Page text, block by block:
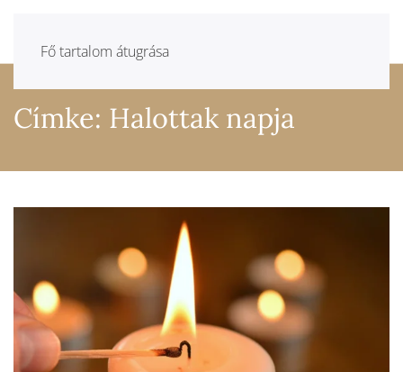
Fő tartalom átugrása
Címke: Halottak napja